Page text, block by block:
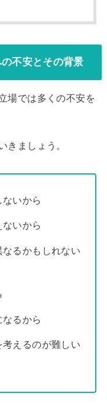
不安とその背景
場では多くの不安を
きましょう。
いから
いから
るかもしれない
るから
えるのが難しい